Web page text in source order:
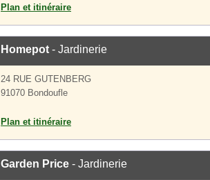
Plan et itinéraire
Homepot - Jardinerie
24 RUE GUTENBERG
91070 Bondoufle
Plan et itinéraire
Garden Price - Jardinerie